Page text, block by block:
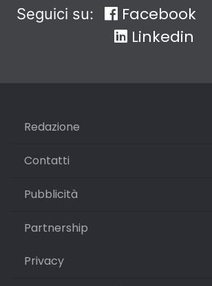
Seguici su: Facebook
Linkedin
Redazione
Contatti
Pubblicità
Partnership
Privacy